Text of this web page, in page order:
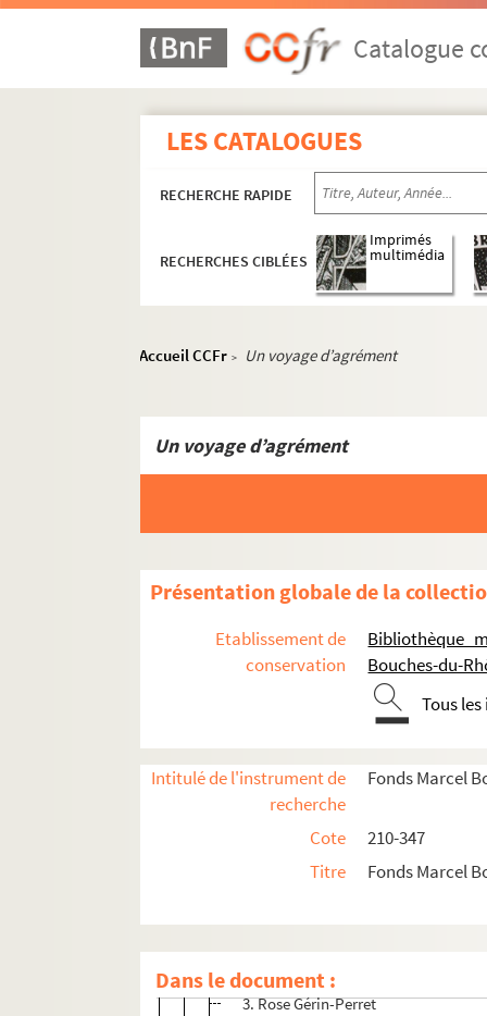
Catalogue
LES CATALOGUES
RECHERCHE RAPIDE
RECHERCHES CIBLÉES
Imprimés
multimédia
Accueil CCFr > Un voyage d’agrément
Un voyage d’agrément
Présentation globale de la
Etablissement de
conservation
Bibliothèque
Bouches-du-
Tous
Intitulé de l'instrument de
recherche
Fonds Marcel
Cote
210-347
Titre
Fonds Marcel
Dans le document :
Traduction, littérature et Félibrige
Lou Devinaire vilajan: intermèdi
M 215. Marcel Bonnet - Oeuvres –
M 242. Marcel Bonnet. Lou Félibrige
«
2. Poème de Mme Nicolas, née L.
3. Rose Gérin-Perret